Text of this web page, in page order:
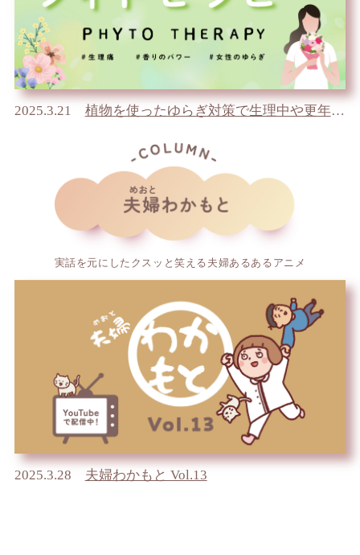
2025.3.21 植物を使ったゆらぎ対策で生理中や更年期も私らしく
実話を元にしたクスッと笑える夫婦あるあるアニメ
2025.3.28 夫婦わかもと Vol.13